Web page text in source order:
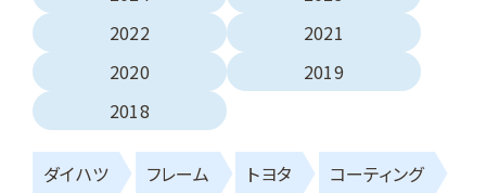
2022
2021
2020
2019
2018
ダイハツ フレーム トヨタ コーティング